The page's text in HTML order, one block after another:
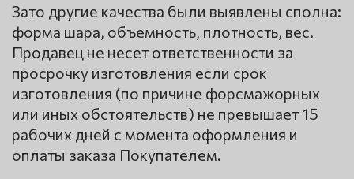
Зато другие качества были выявлены сполна:
форма шара, объемность, плотность, вес.
Продавец не несет ответственности за
просрочку изготовления если срок
изготовления (по причине форсмажорных
или иных обстоятельств) не превышает 15
рабочих дней с момента оформления и
оплаты заказа Покупателем.